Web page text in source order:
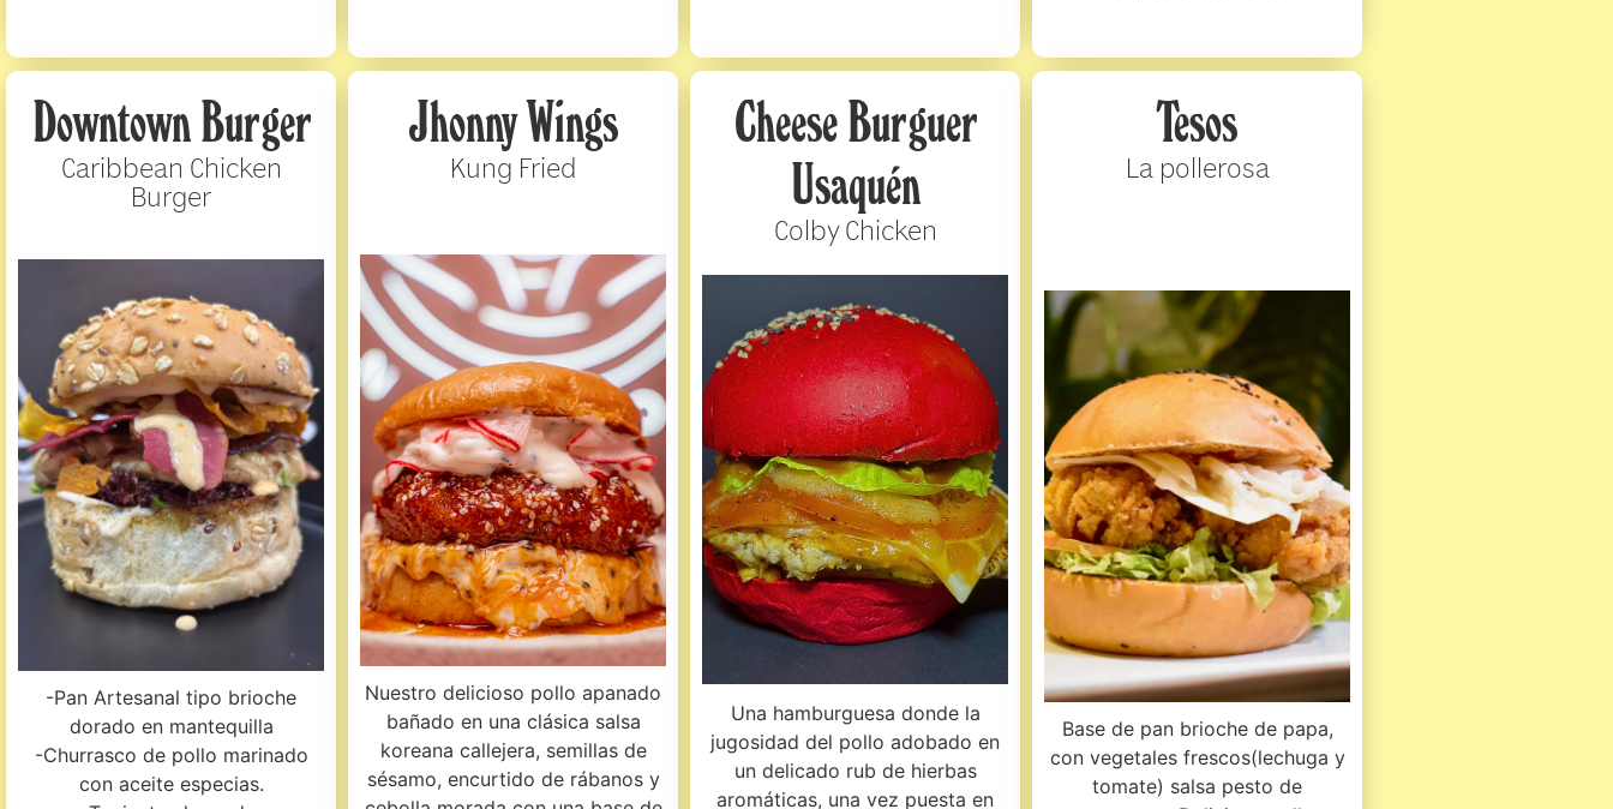
Downtown Burger
Caribbean Chicken
Burger
-Pan Artesanal tipo brioche
dorado en mantequilla
-Churrasco de pollo marinado
con aceite especias.
Jhonny Wings
Kung Fried
Nuestro delicioso pollo apanado
bañado en una clásica salsa
koreana callejera, semillas de
sésamo, encurtido de rábanos y
Cheese Burguer
Usaquén
Colby Chicken
Una hamburguesa donde la
jugosidad del pollo adobado en
un delicado rub de hierbas
aromáticas, una vez puesta en
Tesos
La pollerosa
Base de pan brioche de papa,
con vegetales frescos(lechuga y
tomate) salsa pesto de